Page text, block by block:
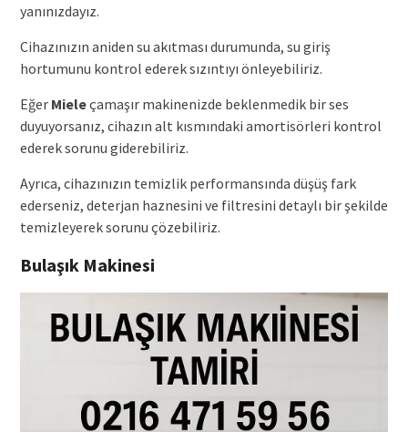
yanınızdayız.
Cihazınızın aniden su akıtması durumunda, su giriş
hortumunu kontrol ederek sızıntıyı önleyebiliriz.
Eğer Mieleçamaşır makinenizde beklenmedik bir ses
duyuyorsanız, cihazın alt kısmındaki amortisörleri kontrol
ederek sorunu giderebiliriz.
Ayrıca, cihazınızın temizlik performansında düşüş fark
ederseniz, deterjan haznesini ve filtresini detaylı bir şekilde
temizleyerek sorunu çözebiliriz.
Bulaşık Makinesi